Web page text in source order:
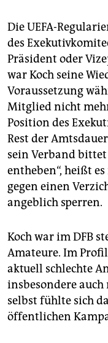
Die UEFA-
des
Präsident oder
war Koch seine
Voraussetzung
Mitglied nicht
Position des
Rest der
sein Verband bittet
entheben“, heißt
gegen einen
angeblich sperren.
Koch war im DFB
Amateure. Im
aktuell schlechte
insbesondere
selbst fühlte sich
öffentlichen